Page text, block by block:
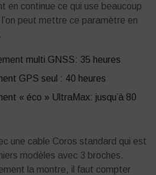
en continue ce qui use beaucoup
peut mettre ce paramètre en
multi GNSS: 35 heures
GPS seul : 40 heures
« éco » UltraMax: jusqu’à 80
une cable Coros standard qui est
modèles avec 3 broches.
la montre, il faut compter